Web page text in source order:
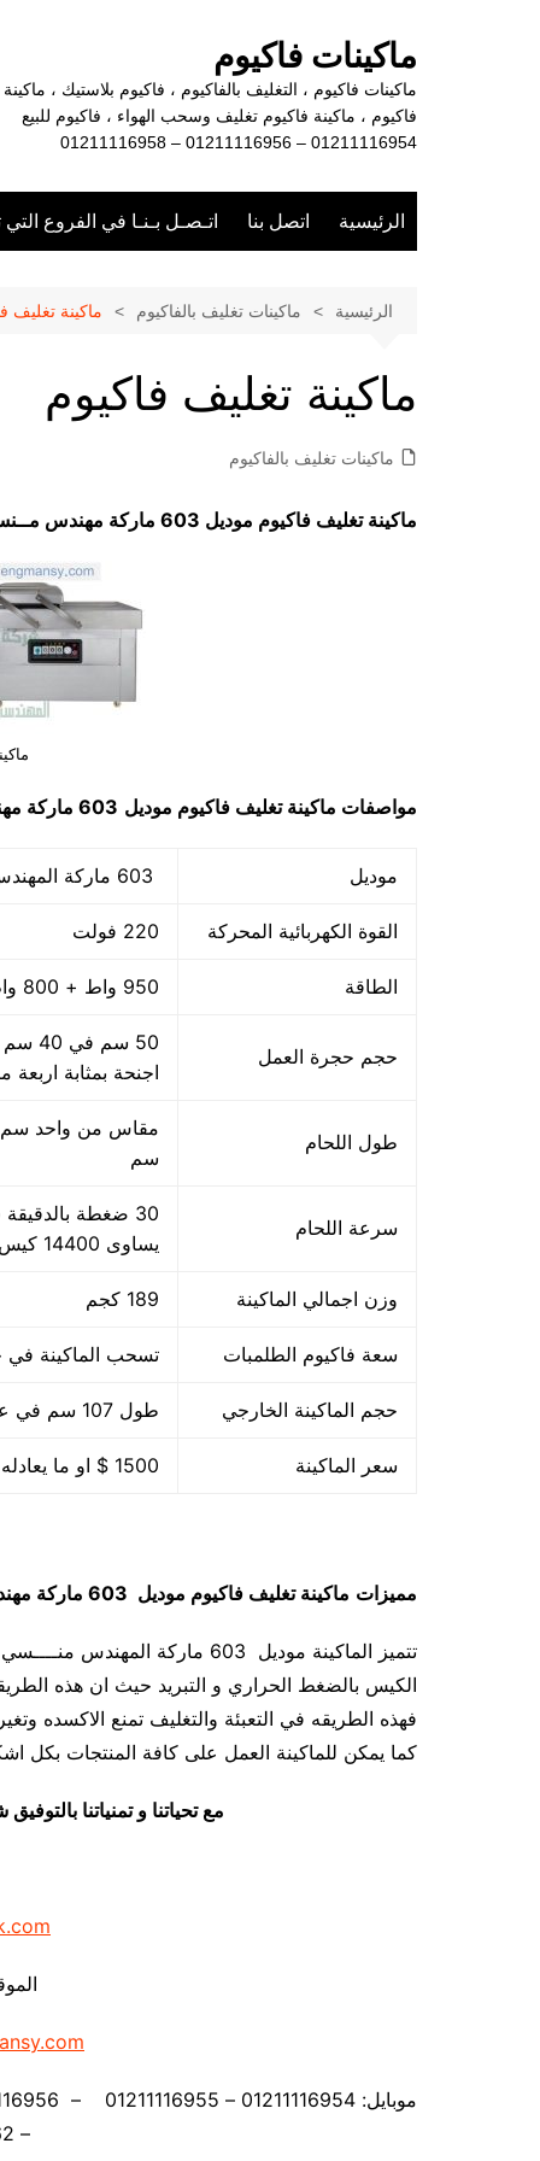
ماكينات فاكيوم
ماكينات فاكيوم ، التغليف بالفاكيوم ، فاكيوم بلاستيك ، ماكينة
فاكيوم ، ماكينة فاكيوم تغليف وسحب الهواء ، فاكيوم للبيع
01211116954 – 01211116956 – 01211116958
الرئيسية اتصل بنا اتـصـل بـنـا في الفروع
الرئيسية ماكينات تغليف بالفاكيوم ماكينة تغليف
ماكينة تغليف فاكيوم
ماكينات تغليف بالفاكيوم
ماكينة تغليف فاكيوم موديل 603 ماركة مهندس م ــ
مواصفات ماكينة تغليف فاكيوم موديل 603 ماركة مهندس منســـي
موديل
القوة الكهربائية المحركة 220 فولت
الطاقة 950 واط + 800 واط اللحام
حجم حجرة العمل
اجنحة بمثابة اربعة
طول اللحام
سم
سرعة اللحام
يساوى 14400 كيس بالساعة بمقاس مبدئي
وزن اجمالي الماكينة 189 كجم
سعة فاكيوم الطلمبات تسحب الماكينة في حدود 40 متر مكعب هواء فاكيوم من
حجم الماكينة الخارجي طول 107 سم في عرض 85 سم في ارتفاع 105 سم
سعر الماكينة 1500 $ او ما يعادله بالجنيه المصرى
مميزات ماكينة تغليف فاكيوم موديل 603 ماركة مهندس مــنسي
تتميز الماكينة موديل 603 ماركة
الكيس بالضغط الحراري و التبريد حيث ان هذه
فهذه الطريقه في التعبئة والتغليف تمنع الاكسده
كما يمكن للماكينة العمل على كافة المنتجات بكل
مع تحياتنا و تمنياتنا
– 01211116962